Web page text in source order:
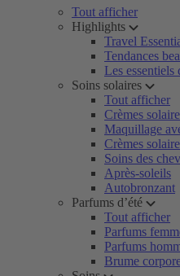
Tout afficher
Highlights
Travel
Tendances
Les essentiels
Soins solaires
Tout afficher
Crèmes
Maquillage
Crèmes
Soins des
Après-soleils
Autobronzant
Parfums d’été
Tout afficher
Parfums
Parfums
Brume